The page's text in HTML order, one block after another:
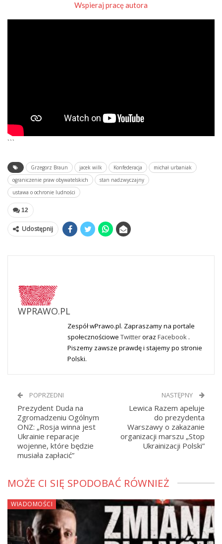
Wspieraj pracę autora
```
Grzegorz Braun jacek wilk Konfederacja
michał urbaniak
ograniczenie praw obywatelskich
stan nadzwyczajny
ustawa o ochronie ludności
12
Udostępnij
WPRAWO.PL
Zespół wPrawo.pl. Zapraszamy na portale
społecznościowe Twitteroraz Facebook .
Piszemy zawsze prawdę i stajemy po stronie
Polski.
POPRZEDNI
Prezydent Duda na
Zgromadzeniu Ogólnym
ONZ: „Rosja winna jest
Ukrainie reparacje
wojenne, które będzie
musiała zapłacić”
NASTĘPNY
Lewica Razem apeluje
do prezydenta
Warszawy o zakazanie
organizacji marszu „Stop
Ukrainizacji Polski”
MOŻE CI SIĘ SPODOBAĆ RÓWNIEŻ
WIADOMOŚCI